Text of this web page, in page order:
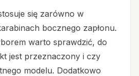
się zarówno w
bocznego zapłonu.
warto sprawdzić, do
jest przeznaczony i czy
modelu. Dodatkowo